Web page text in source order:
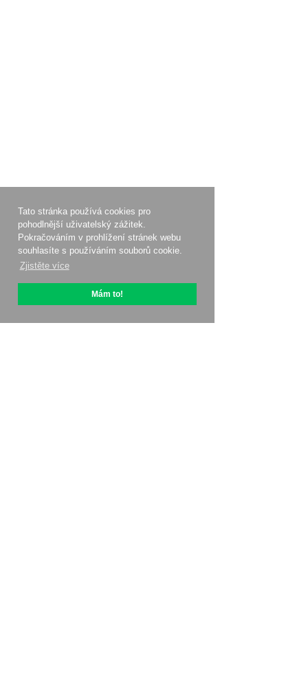
Tato stránka používá cookies pro
pohodlnější uživatelský zážitek.
Pokračováním v prohlížení stránek webu
souhlasíte s používáním souborů cookie.
Zjistěte více
Mám to!